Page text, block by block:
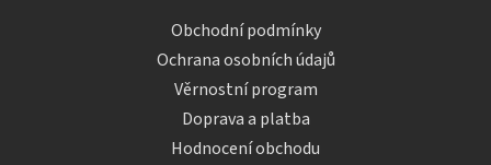
Obchodní podmínky
Ochrana osobních údajů
Věrnostní program
Doprava a platba
Hodnocení obchodu